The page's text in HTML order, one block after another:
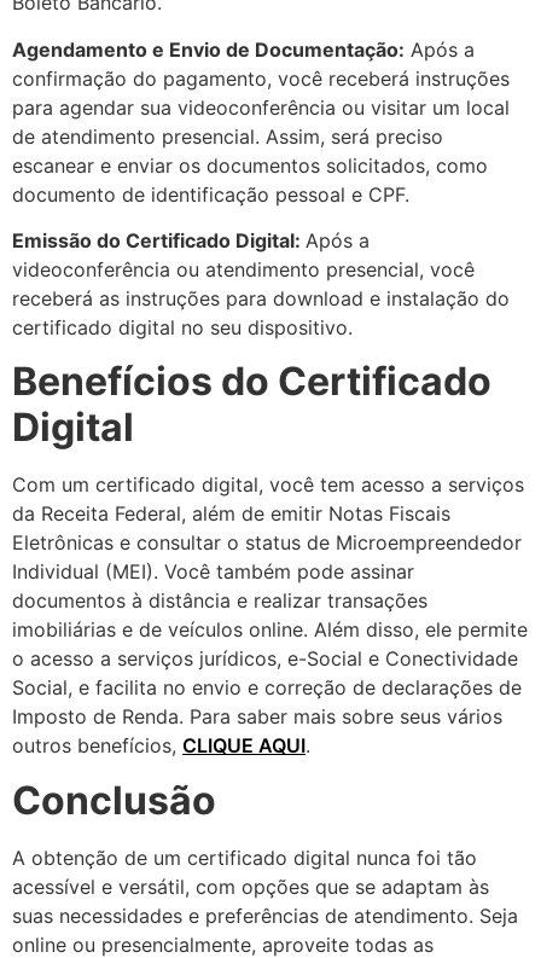
Agendamento e Envio de Documentação: Após a
confirmação do pagamento, você receberá instruções
para agendar sua videoconferência ou visitar um local
de atendimento presencial. Assim, será preciso
escanear e enviar os documentos solicitados, como
documento de identificação pessoal e CPF.
Emissão do Certificado Digital: Após a
videoconferência ou atendimento presencial, você
receberá as instruções para download e instalação do
certificado digital no seu dispositivo.
Benefícios do Certificado
Digital
Com um certificado digital, você tem acesso a serviços
da Receita Federal, além de emitir Notas Fiscais
Eletrônicas e consultar o status de Microempreendedor
Individual (MEI). Você também pode assinar
documentos à distância e realizar transações
imobiliárias e de veículos online. Além disso, ele permite
o acesso a serviços jurídicos, e-Social e Conectividade
Social, e facilita no envio e correção de declarações de
Imposto de Renda. Para saber mais sobre seus vários
outros benefícios, CLIQUE AQUI.
Conclusão
A obtenção de um certificado digital nunca foi tão
acessível e versátil, com opções que se adaptam às
suas necessidades e preferências de atendimento. Seja
online ou presencialmente, aproveite todas as